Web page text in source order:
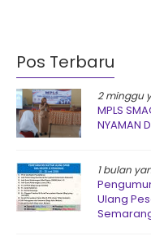
Pos Terbaru
2 minggu
MPLS
NYAMAN
1 bulan
Ulang